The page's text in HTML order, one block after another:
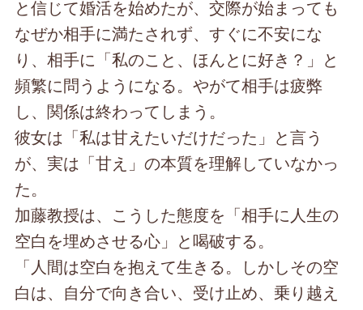
と信じて婚活を始めたが、交際が始まっても
なぜか相手に満たされず、すぐに不安にな
り、相手に「私のこと、ほんとに好き？」と
頻繁に問うようになる。やがて相手は疲弊
し、関係は終わってしまう。
彼女は「私は甘えたいだけだった」と言う
が、実は「甘え」の本質を理解していなかっ
た。
加藤教授は、こうした態度を「相手に人生の
空白を埋めさせる心」と喝破する。
「人間は空白を抱えて生きる。しかしその空
白は、自分で向き合い、受け止め、乗り越え